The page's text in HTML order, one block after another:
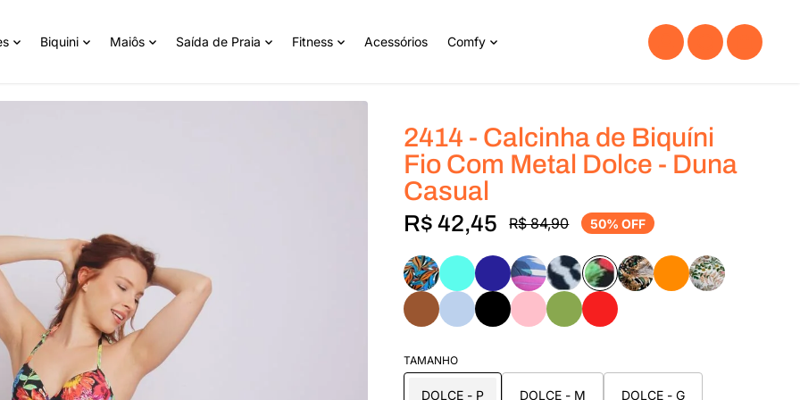
Biquini Maiôs Saída de Praia Fitness Acessórios Comfy
2414 - Calcinha de Biquíni
Fio Com Metal Dolce - Duna
Casual
R$ 42,45 R$ 84,90 50% OFF
TAMANHO
DOLCE - P DOLCE - M DOLCE - G